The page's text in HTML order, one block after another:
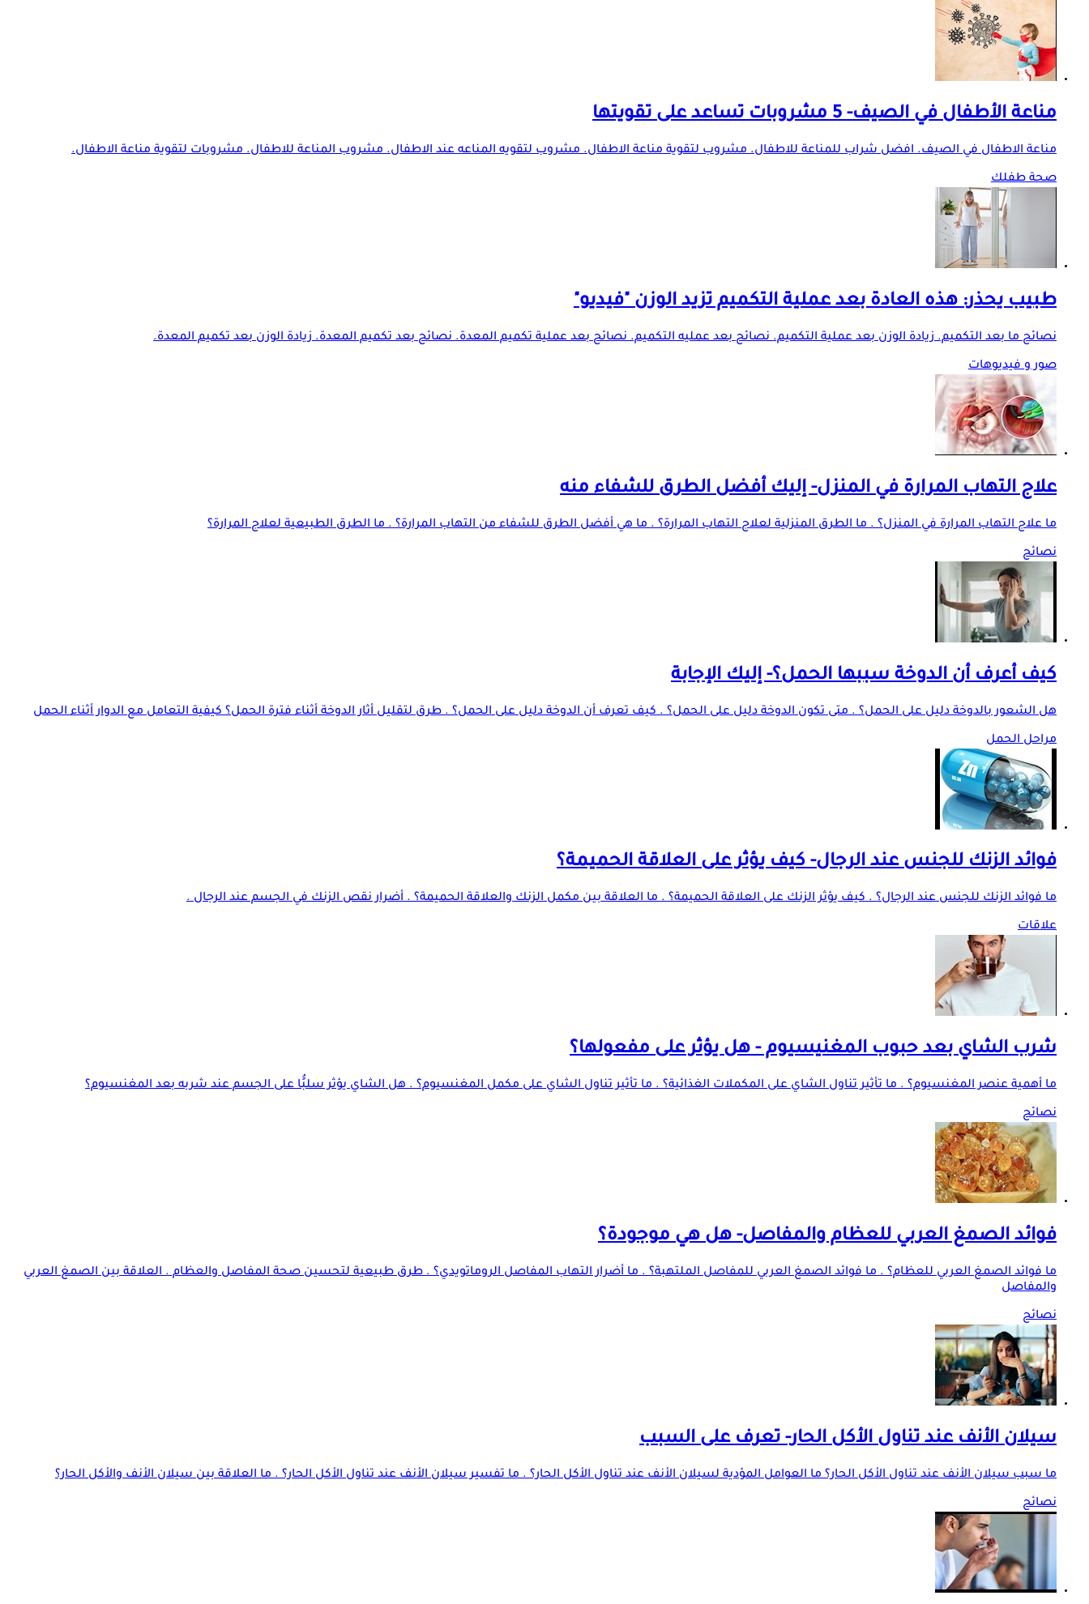
مناعة الأطفال في الصيف- 5 مشروبات تساعد على تقويتها
مناعة الاطفال في الصيف. افضل شراب للمناعة للاطفال. مشروب لتقوية مناعة الاطفال. مشروب لتقويه المناعه عند الاطفال. مشروب المناعة للاطفال. مشروبات لتقوية مناعة الاطفال.
صحة طفلك
طبيب يحذر: هذه العادة بعد عملية التكميم تزيد الوزن "فيديو"
نصائح ما بعد التكميم. زيادة الوزن بعد عملية التكميم. نصائح بعد عمليه التكميم. نصائح بعد عملية تكميم المعدة. نصائح بعد تكميم المعدة. زيادة الوزن بعد تكميم المعدة.
صور و فيديوهات
علاج التهاب المرارة في المنزل- إليك أفضل الطرق للشفاء منه
ما علاج التهاب المرارة في المنزل؟ . ما الطرق المنزلية لعلاج التهاب المرارة؟ . ما هي أفضل الطرق للشفاء من التهاب المرارة؟ . ما الطرق الطبيعية لعلاج المرارة؟
نصائح
كيف أعرف أن الدوخة سببها الحمل؟- إليك الإجابة
هل الشعور بالدوخة دليل على الحمل؟ . متى تكون الدوخة دليل على الحمل؟ . كيف تعرف أن الدوخة دليل على الحمل؟ . طرق لتقليل أثار الدوخة أثناء فترة الحمل؟ كيفية التعامل مع الدوار أثناء الحمل
مراحل الحمل
فوائد الزنك للجنس عند الرجال- كيف يؤثر على العلاقة الحميمة؟
ما فوائد الزنك للجنس عند الرجال؟ . كيف يؤثر الزنك على العلاقة الحميمة؟ . ما العلاقة بين مكمل الزنك والعلاقة الحميمة؟ . أضرار نقص الزنك في الجسم عند الرجال .
علاقات
شرب الشاي بعد حبوب المغنيسيوم - هل يؤثر على مفعولها؟
ما أهمية عنصر المغنسيوم؟ . ما تأثير تناول الشاي على المكملات الغذائية؟ . ما تأثير تناول الشاي على مكمل المغنسيوم؟ . هل الشاي يؤثر سلبًُا على الجسم عند شربه بعد المغنسيوم؟
نصائح
فوائد الصمغ العربي للعظام والمفاصل- هل هي موجودة؟
ما فوائد الصمغ العربي للعظام؟ . ما فوائد الصمغ العربي للمفاصل الملتهبة؟ . ما أضرار التهاب المفاصل الروماتويدي؟ . طرق طبيعية لتحسين صحة المفاصل والعظام . العلاقة بين الصمغ العربي
والمفاصل
نصائح
سيلان الأنف عند تناول الأكل الحار- تعرف على السبب
ما سبب سيلان الأنف عند تناول الأكل الحار؟ ما العوامل المؤدية لسيلان الأنف عند تناول الأكل الحار؟ . ما تفسير سيلان الأنف عند تناول الأكل الحار؟ . ما العلاقة بين سيلان الأنف والأكل الحار؟
نصائح